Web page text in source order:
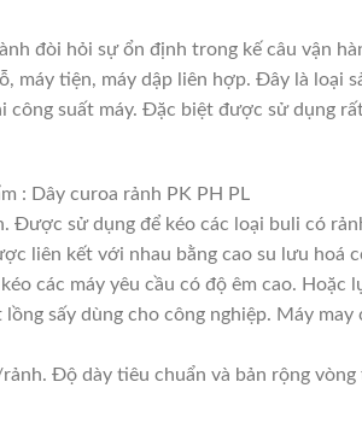
đòi hỏi sự ổn định trong kế câu vận
máy tiện, máy dập liên hợp. Đây là loại
suất máy. Đặc biệt được sử dụng
: Dây curoa rảnh PK PH PL
Được sử dụng để kéo các loại buli có
liên kết với nhau bằng cao su lưu hoá
các máy yêu cầu có độ êm cao. Hoặc
sấy dùng cho công nghiệp. Máy may
Độ dày tiêu chuẩn và bản rộng vòng